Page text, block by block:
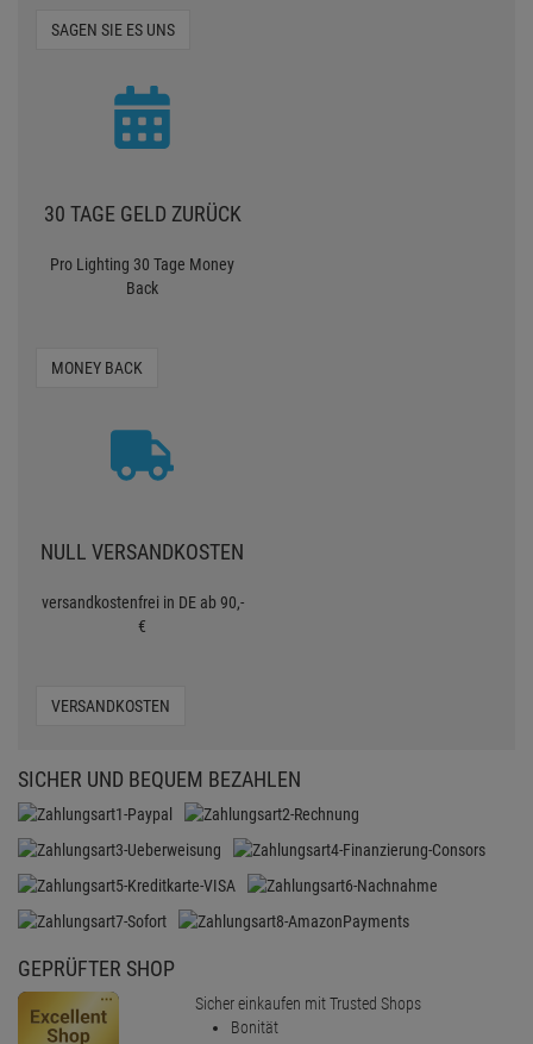
SAGEN SIE ES UNS
30 TAGE GELD ZURÜCK
Pro Lighting 30 Tage Money
Back
MONEY BACK
NULL VERSANDKOSTEN
versandkostenfrei in DE ab 90,-
€
VERSANDKOSTEN
SICHER UND BEQUEM BEZAHLEN
GEPRÜFTER SHOP
Sicher einkaufen mit Trusted Shops
Bonität